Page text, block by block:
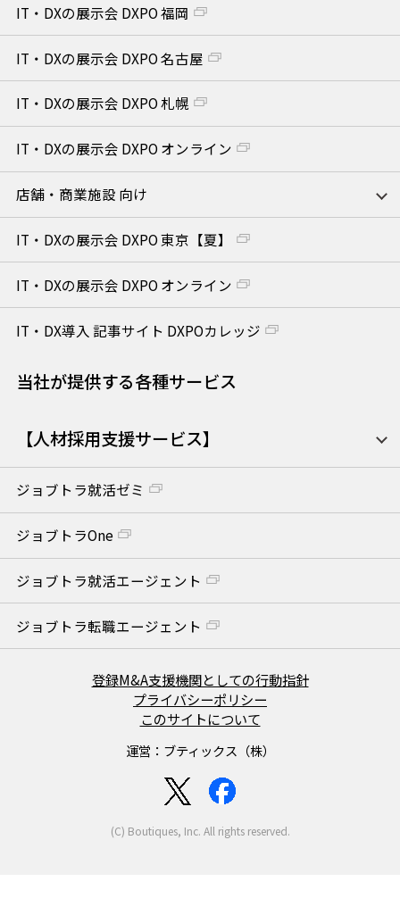
IT・DXの展示会 DXPO 福岡
IT・DXの展示会 DXPO 名古屋
IT・DXの展示会 DXPO 札幌
IT・DXの展示会 DXPO オンライン
店舗・商業施設 向け
IT・DXの展示会 DXPO 東京【夏】
IT・DXの展示会 DXPO オンライン
IT・DX導入 記事サイト DXPOカレッジ
当社が提供する各種サービス
【人材採用支援サービス】
ジョブトラ就活ゼミ
ジョブトラOne
ジョブトラ就活エージェント
ジョブトラ転職エージェント
登録M&A支援機関としての行動指針
プライバシーポリシー
このサイトについて
運営：ブティックス（株）
(C) Boutiques, Inc. All rights reserved.